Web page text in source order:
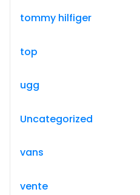
tommy hilfiger
top
ugg
Uncategorized
vans
vente